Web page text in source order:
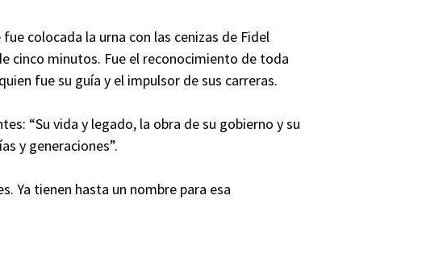
colocada la urna con las cenizas de Fidel
cinco minutos. Fue el reconocimiento de toda
fue su guía y el impulsor de sus carreras.
“Su vida y legado, la obra de su gobierno y su
y generaciones”.
Ya tienen hasta un nombre para esa